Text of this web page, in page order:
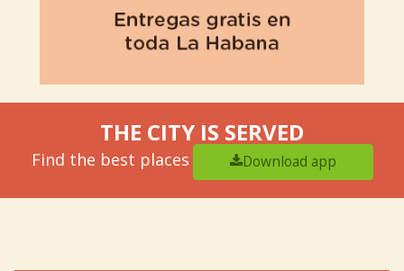
THE CITY IS SERVED
Find the best places Download app